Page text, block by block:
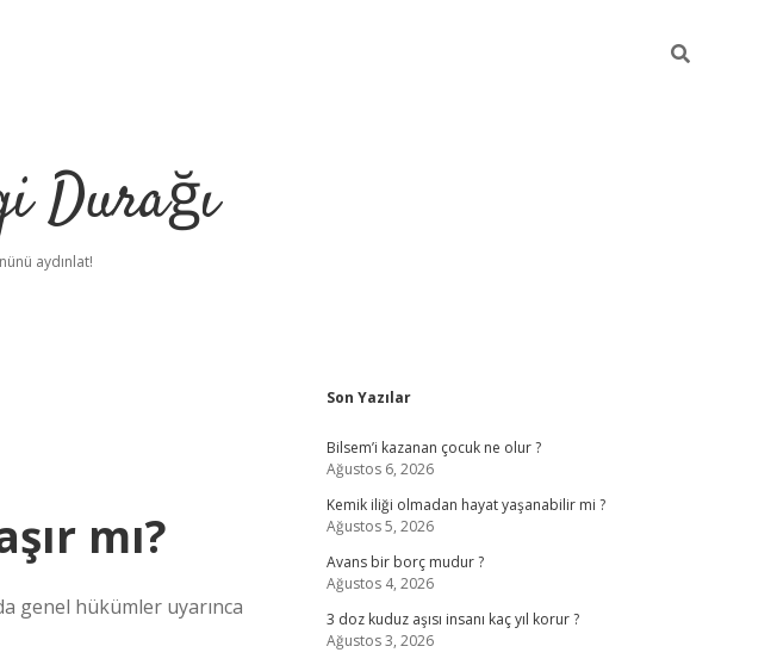
Durağı
aydınlat!
mı?
genel hükümler uyarınca
Sidebar
Son Yazılar
Bilsem’i kazanan çocuk ne olur ?
Ağustos 6, 2026
Kemik iliği olmadan hayat yaşanabilir mi ?
Ağustos 5, 2026
Avans bir borç mudur ?
Ağustos 4, 2026
3 doz kuduz aşısı insanı kaç yıl korur ?
Ağustos 3, 2026